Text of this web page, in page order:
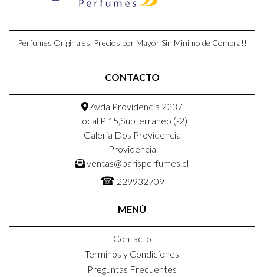
Perfumes Originales, Precios por Mayor Sin Minimo de Compra!!
CONTACTO
Avda Providencia 2237
Local P 15,Subterráneo (-2)
Galeria Dos Providencia
Providencia
ventas@parisperfumes.cl
☎ 229932709
MENÚ
Contacto
Terminos y Condiciones
Preguntas Frecuentes